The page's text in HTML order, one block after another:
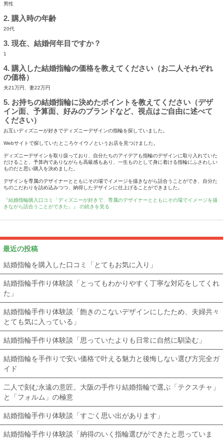
男性
2. 購入時の年齢
20代
3. 現在、結婚何年目ですか？
1
4. 購入した結婚指輪の価格を教えてください（お二人それぞれ
の価格）
夫21万円、妻22万円
5. お持ちの結婚指輪に決めたポイントを教えてください（デザ
イン面、予算面、好みのブランドなど、視点はご自由に述べて
ください）
お互いディズニーが好きでディズニーデザインの指輪を探していました。
Webサイトで探していたところケイウノというお店を見つけました。
ディズニーデザインを取り扱っており、自分たちのアイデアも指輪のデザインに取り入れていた
だけること、予算内でありながらも高級感もあり、一生ものとして身に着ける指輪にふさわしい
ものだと思い購入を決めました。
デザインを専属のデザイナーとともにその場でイメージを描きながら話合うことができ、自分た
ちのこだわりを詰め込みつつ、納得したデザインに仕上げることができました。
『結婚指輪購入口コミ「ディズニーが好きで、専属のデザイナーとともにその場でイメージを描
きながら話合うことができた」』 の続きを見る
最近の投稿
結婚指輪を購入した口コミ「とてもお気に入り」
結婚指輪手作り体験談「とってもわかりやすく丁寧な対応をしてくれ
た」
結婚指輪手作り体験談「飽きのこないデザインにしたため、夫婦共々
とても気に入っている」
結婚指輪手作り体験談「思っていたよりも日常に自然に馴染む」
結婚指輪を手作りで安い価格で叶える魅力と後悔しない選び方完全ガ
イド
二人で刻む永遠の意匠。大阪の手作り結婚指輪で選ぶ「テクスチャ」
と「フォルム」の極意
結婚指輪手作り体験談「すごく思い出があります」
結婚指輪手作り体験談「納得のいく指輪選びができたと思っていま